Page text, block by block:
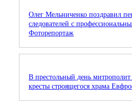
Олег Мельниченко поздравил
следователей с
Фоторепортаж
В престольный день
кресты строящегося храма